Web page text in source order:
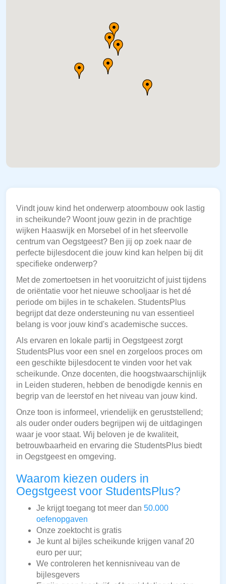
Vindt jouw kind het onderwerp atoombouw ook lastig
in scheikunde? Woont jouw gezin in de prachtige
wijken Haaswijk en Morsebel of in het sfeervolle
centrum van Oegstgeest? Ben jij op zoek naar de
perfecte bijlesdocent die jouw kind kan helpen bij dit
specifieke onderwerp?
Met de zomertoetsen in het vooruitzicht of juist tijdens
de oriëntatie voor het nieuwe schooljaar is het dé
periode om bijles in te schakelen. StudentsPlus
begrijpt dat deze ondersteuning nu van essentieel
belang is voor jouw kind's academische succes.
Als ervaren en lokale partij in Oegstgeest zorgt
StudentsPlus voor een snel en zorgeloos proces om
een geschikte bijlesdocent te vinden voor het vak
scheikunde. Onze docenten, die hoogstwaarschijnlijk
in Leiden studeren, hebben de benodigde kennis en
begrip van de leerstof en het niveau van jouw kind.
Onze toon is informeel, vriendelijk en geruststellend;
als ouder onder ouders begrijpen wij de uitdagingen
waar je voor staat. Wij beloven je de kwaliteit,
betrouwbaarheid en ervaring die StudentsPlus biedt
in Oegstgeest en omgeving.
Waarom kiezen ouders in
Oegstgeest voor StudentsPlus?
Je krijgt toegang tot meer dan 50.000
oefenopgaven
Onze zoektocht is gratis
Je kunt al bijles scheikunde krijgen vanaf 20
euro per uur;
We controleren het kennisniveau van de
bijlesgevers